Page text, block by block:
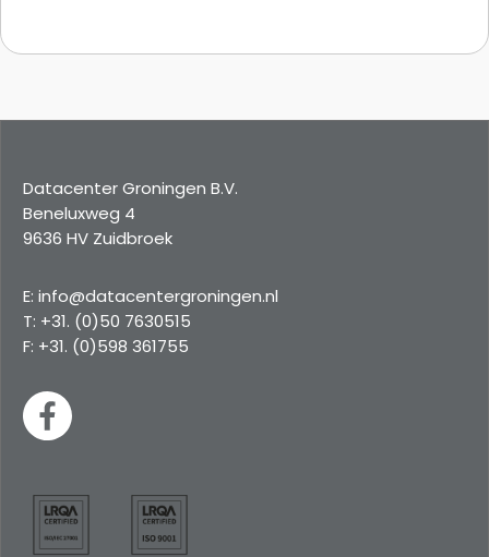
Datacenter Groningen B.V.
Beneluxweg 4
9636 HV Zuidbroek
E: info@datacentergroningen.nl
T: +31. (0)50 7630515
F: +31. (0)598 361755